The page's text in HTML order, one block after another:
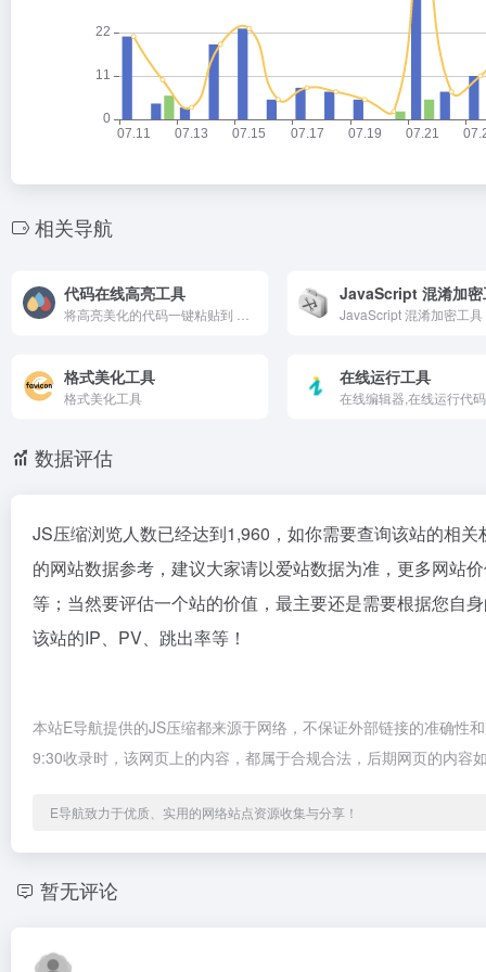
相关导航
代码在线高亮工具 JavaScript 混淆加密
JavaScript 混淆加密工具
格式美化工具
格式美化工具
在线运行工具
数据评估
JS压缩浏览人数已经达到1,960，如你需要查询该站的相
的网站数据参考，建议大家请以爱站数据为准，更多网站
等；当然要评估一个站的价值，最主要还是需要根据您自
该站的IP、PV、跳出率等！
本站E导航提供的JS压缩都来源于网络，不保证外部链接的准确性
9:30收录时，该网页上的内容，都属于合规合法，后期网页的内
E导航致力于优质、实用的网络站点资源收集与分享！
暂无评论